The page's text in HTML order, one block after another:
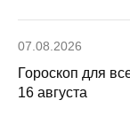
07.08.2026
Гороскоп для
16 августа